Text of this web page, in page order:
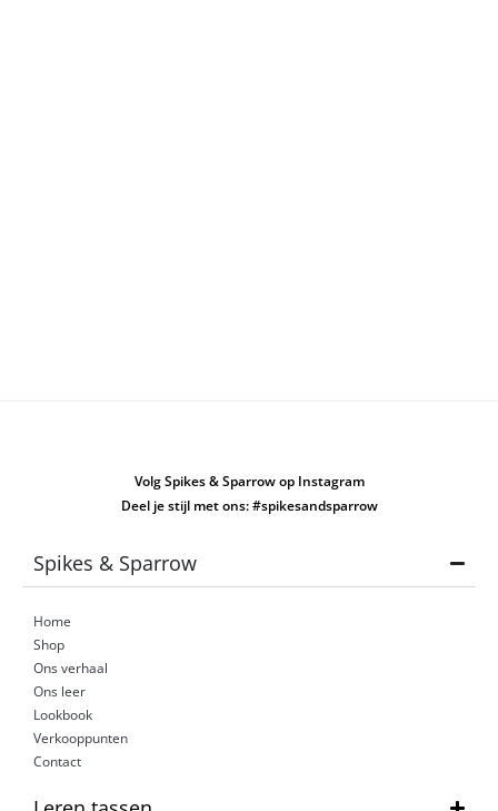
Volg Spikes & Sparrow op Instagram
Deel je stijl met ons: #spikesandsparrow
Spikes & Sparrow
Home
Shop
Ons verhaal
Ons leer
Lookbook
Verkooppunten
Contact